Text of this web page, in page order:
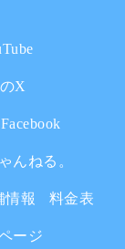
X
んねる。
情報 料金表
ージ